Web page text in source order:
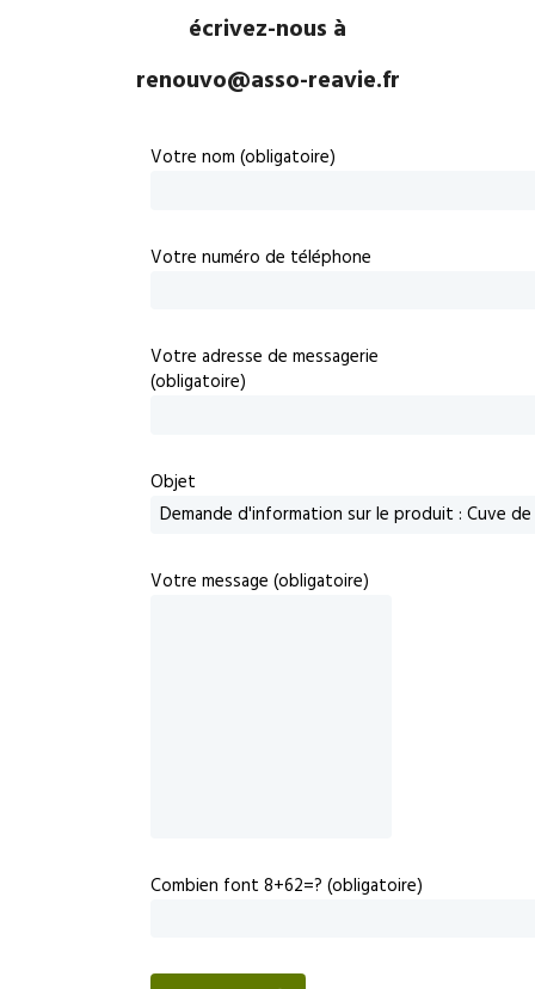
écrivez-nous à
renouvo@asso-reavie.fr
Votre nom (obligatoire)
Votre numéro de téléphone
Votre adresse de messagerie
(obligatoire)
Objet
Votre message (obligatoire)
Combien font 8+62=? (obligatoire)